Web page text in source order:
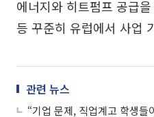
에너지와 히트펌프 공급
등 꾸준히 유럽에서 사업
관련 뉴스